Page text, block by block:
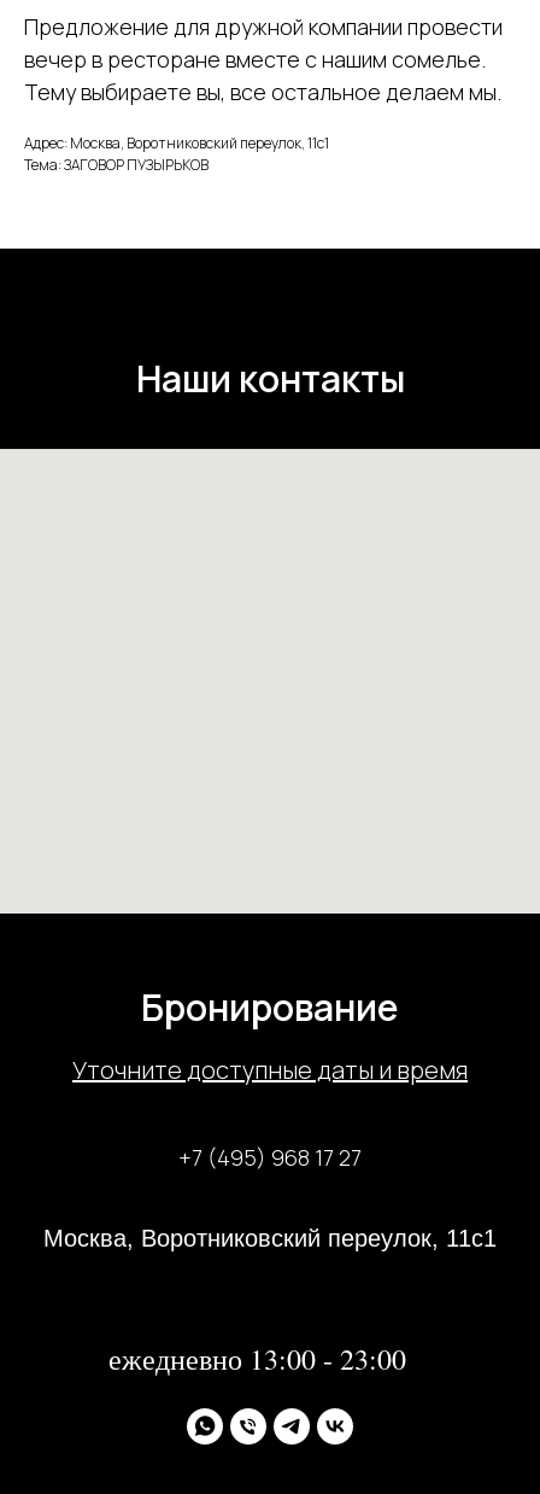
Предложение для дружной компании провести
вечер в ресторане вместе с нашим сомелье.
Тему выбираете вы, все остальное делаем мы.
Адрес: Москва, Воротниковский переулок, 11с1
Тема: ЗАГОВОР ПУЗЫРЬКОВ
Наши контакты
Бронирование
Уточните доступные даты и время
+7 (495) 968 17 27
Москва, Воротниковский переулок, 11с1
ежедневно 13:00 - 23:00